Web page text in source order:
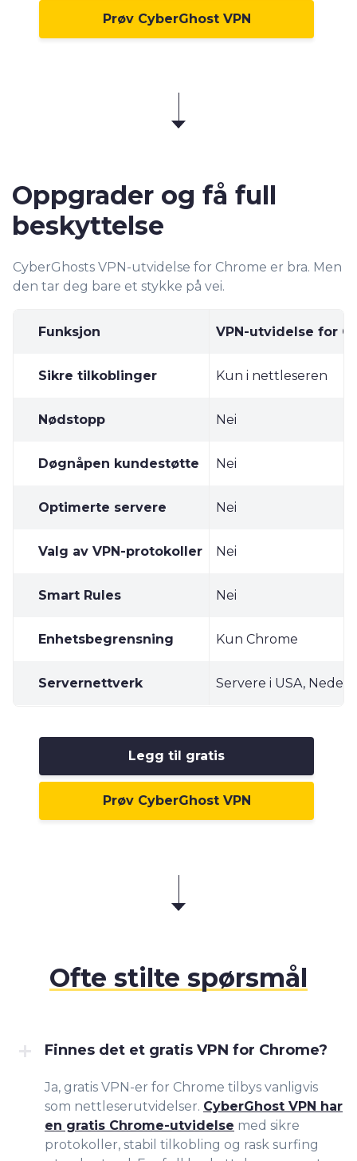
Prøv CyberGhost VPN
Oppgrader og få full
beskyttelse
CyberGhosts VPN-utvidelse for Chrome er bra. Men
den tar deg bare et stykke på vei.
Funksjon VPN-utvidelse for
Sikre tilkoblinger Kun i nettleseren
Nødstopp Nei
Døgnåpen kundestøtte Nei
Optimerte servere Nei
Valg av VPN-protokoller Nei
Smart Rules Nei
Enhetsbegrensning Kun Chrome
Servernettverk Servere i USA,
Legg til gratis
Prøv CyberGhost VPN
Ofte stilte spørsmål
Finnes det et gratis VPN for Chrome?
Ja, gratis VPN-er for Chrome tilbys vanligvis
som nettleserutvidelser. CyberGhost VPN har
en gratis Chrome-utvidelse med sikre
protokoller, stabil tilkobling og rask surfing